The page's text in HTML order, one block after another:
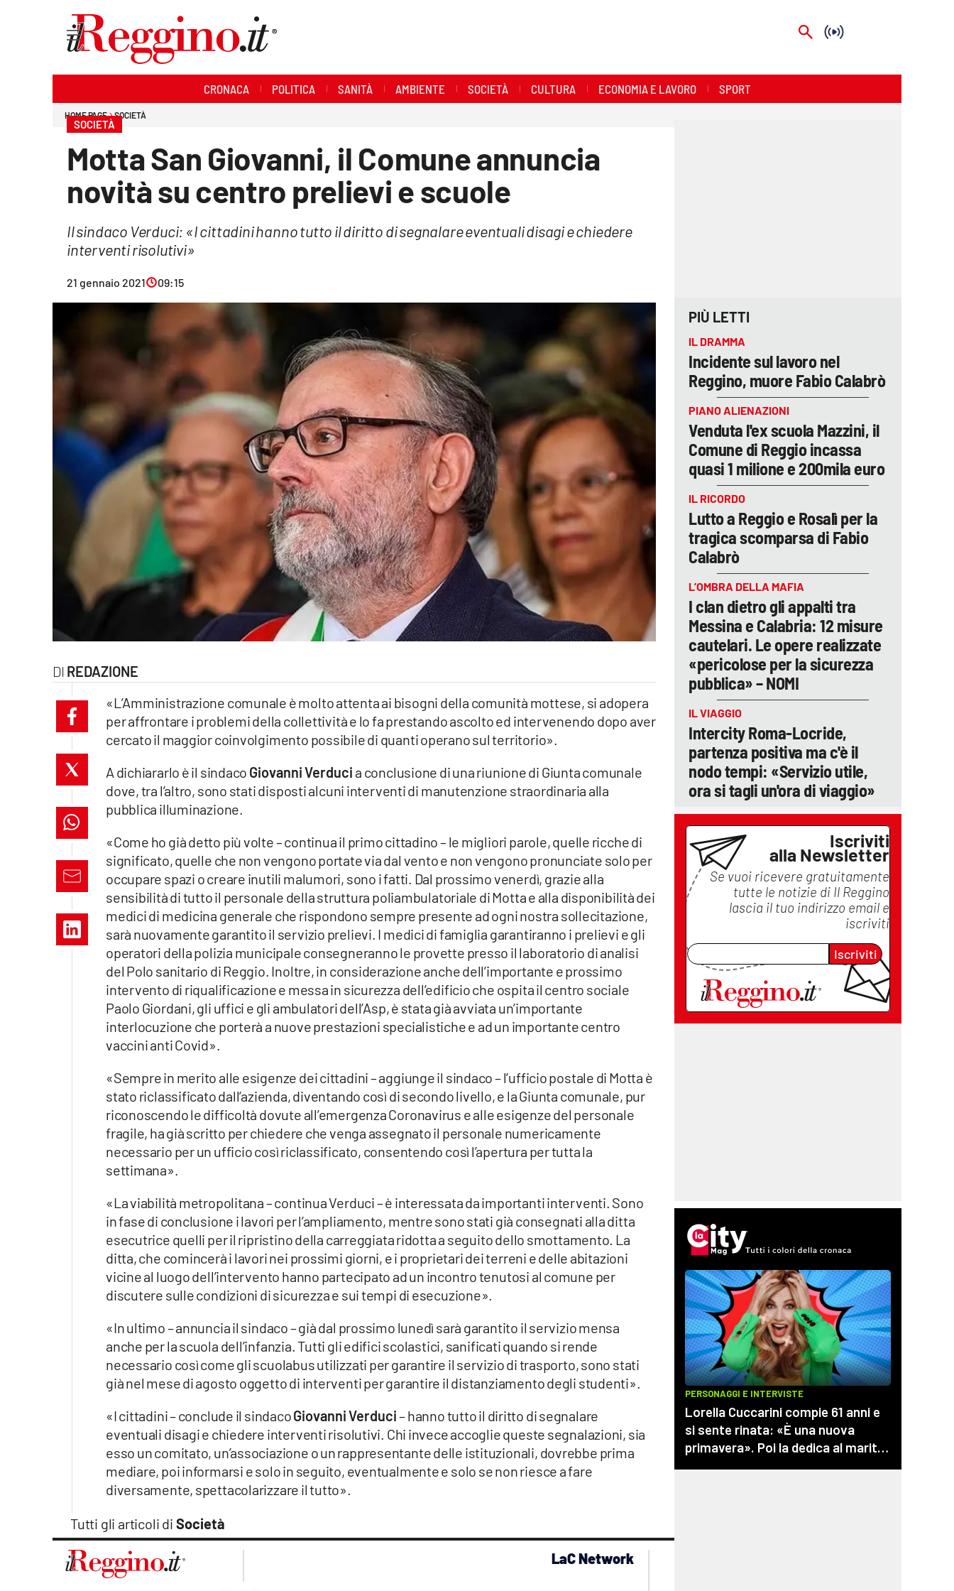
cosenzachannel.it
catanzarochannel.it
lacapitalenews.it
CRONACA POLITICA SANITÀ AMBIENTE SOCIETÀ CULTURA ECONOMIA E LAVORO SPORT
HOME PAGE SOCIETÀ
SOCIETÀ
Motta San Giovanni, il Comune annuncia
novità su centro prelievi e scuole
Il sindaco Verduci: «I cittadini hanno tutto il diritto di segnalare eventuali disagi e chiedere
interventi risolutivi»
21 gennaio 2021 09:15
REDAZIONE
Tutti gli articoli di Società
«L’Amministrazione comunale è molto attenta ai bisogni della comunità mottese, si adopera
per affrontare i problemi della collettività e lo fa prestando ascolto ed intervenendo dopo aver
cercato il maggior coinvolgimento possibile di quanti operano sul territorio».
A dichiararlo è il sindaco Giovanni Verduci a conclusione di una riunione di Giunta comunale
dove, tra l’altro, sono stati disposti alcuni interventi di manutenzione straordinaria alla
pubblica illuminazione.
«Come ho già detto più volte – continua il primo cittadino – le migliori parole, quelle ricche di
significato, quelle che non vengono portate via dal vento e non vengono pronunciate solo per
occupare spazi o creare inutili malumori, sono i fatti. Dal prossimo venerdì, grazie alla
sensibilità di tutto il personale della struttura poliambulatoriale di Motta e alla disponibilità dei
medici di medicina generale che rispondono sempre presente ad ogni nostra sollecitazione,
sarà nuovamente garantito il servizio prelievi. I medici di famiglia garantiranno i prelievi e gli
operatori della polizia municipale consegneranno le provette presso il laboratorio di analisi
del Polo sanitario di Reggio. Inoltre, in considerazione anche dell’importante e prossimo
intervento di riqualificazione e messa in sicurezza dell’edificio che ospita il centro sociale
Paolo Giordani, gli uffici e gli ambulatori dell’Asp, è stata già avviata un’importante
interlocuzione che porterà a nuove prestazioni specialistiche e ad un importante centro
vaccini anti Covid».
«Sempre in merito alle esigenze dei cittadini – aggiunge il sindaco – l’ufficio postale di Motta è
stato riclassificato dall’azienda, diventando così di secondo livello, e la Giunta comunale, pur
riconoscendo le difficoltà dovute all’emergenza Coronavirus e alle esigenze del personale
fragile, ha già scritto per chiedere che venga assegnato il personale numericamente
necessario per un ufficio così riclassificato, consentendo così l’apertura per tutta la
settimana».
«La viabilità metropolitana – continua Verduci – è interessata da importanti interventi. Sono
in fase di conclusione i lavori per l’ampliamento, mentre sono stati già consegnati alla ditta
esecutrice quelli per il ripristino della carreggiata ridotta a seguito dello smottamento. La
ditta, che comincerà i lavori nei prossimi giorni, e i proprietari dei terreni e delle abitazioni
vicine al luogo dell’intervento hanno partecipato ad un incontro tenutosi al comune per
discutere sulle condizioni di sicurezza e sui tempi di esecuzione».
«In ultimo – annuncia il sindaco – già dal prossimo lunedì sarà garantito il servizio mensa
anche per la scuola dell’infanzia. Tutti gli edifici scolastici, sanificati quando si rende
necessario così come gli scuolabus utilizzati per garantire il servizio di trasporto, sono stati
già nel mese di agosto oggetto di interventi per garantire il distanziamento degli studenti».
«I cittadini – conclude il sindacoGiovanni Verduci– hanno tutto il diritto di segnalare
eventuali disagi e chiedere interventi risolutivi. Chi invece accoglie queste segnalazioni, sia
esso un comitato, un’associazione o un rappresentante delle istituzionali, dovrebbe prima
mediare, poi informarsi e solo in seguito, eventualmente e solo se non riesce a fare
diversamente, spettacolarizzare il tutto».
PIÙ LETTI
IL DRAMMA
Incidente sul lavoro nel
Reggino, muore Fabio Calabrò
PIANO ALIENAZIONI
Venduta l'ex scuola Mazzini, il
Comune di Reggio incassa
quasi 1 milione e 200mila euro
IL RICORDO
Lutto a Reggio e Rosalì per la
tragica scomparsa di Fabio
Calabrò
L’OMBRA DELLA MAFIA
I clan dietro gli appalti tra
Messina e Calabria: 12 misure
cautelari. Le opere realizzate
«pericolose per la sicurezza
pubblica» – NOMI
IL VIAGGIO
Intercity Roma-Locride,
partenza positiva ma c'è il
nodo tempi: «Servizio utile,
ora si tagli un'ora di viaggio»
Iscriviti
alla Newsletter
Se vuoi ricevere gratuitamente
tutte le notizie di Il Reggino
lascia il tuo indirizzo email e
iscriviti
Iscriviti
LaC Network